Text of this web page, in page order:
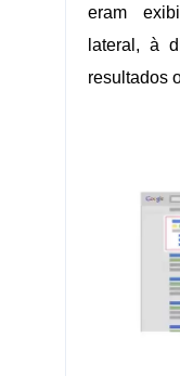
eram
lateral, à
resultados